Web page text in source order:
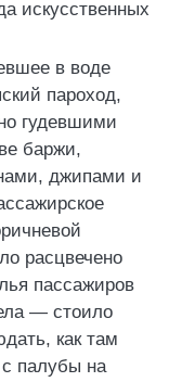
искусственных
в воде
пароход,
гудевшими
баржи,
джипами и
расцвечено
пассажиров
— стоило
как там
палубы на